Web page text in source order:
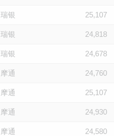
瑞银 25,107
瑞银 24,818
瑞银 24,678
摩通 24,760
摩通 25,107
摩通 24,930
摩通 24,580